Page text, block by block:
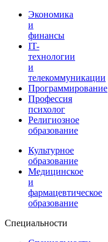
Экономика
и
финансы
IT-
технологии
и
телекоммуникации
Программирование
Профессия
психолог
Религиозное
образование
Культурное
образование
Медицинское
и
фармацевтическое
образование
Специальности